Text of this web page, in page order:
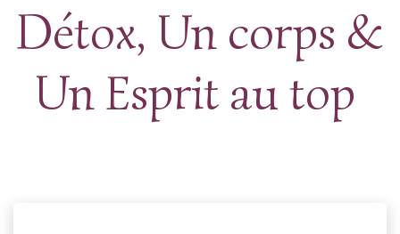
Détox, Un corps &
Un Esprit au top